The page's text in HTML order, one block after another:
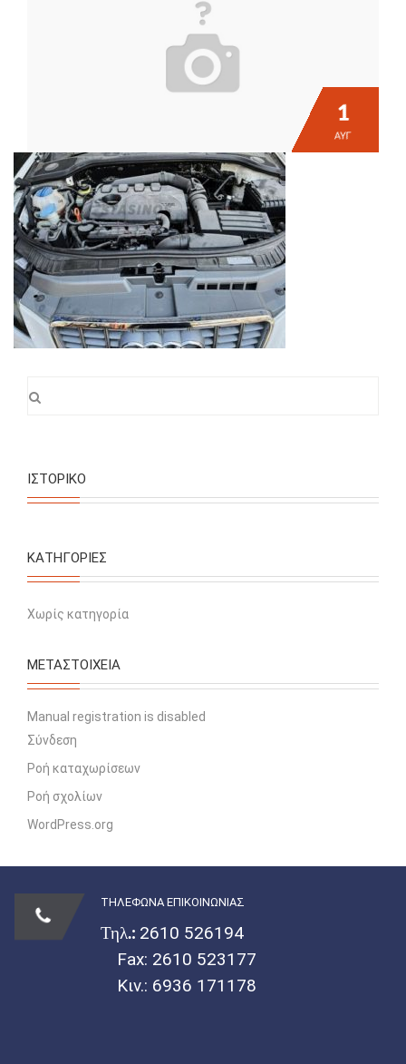
1
ΑΥΓ
ΙΣΤΟΡΙΚΌ
KΑΤΗΓΟΡΊΕΣ
Χωρίς κατηγορία
ΜΕΤΑΣΤΟΙΧΕΊΑ
Manual registration is disabled
Σύνδεση
Ροή καταχωρίσεων
Ροή σχολίων
WordPress.org
ΤΗΛΕΦΩΝΑ ΕΠΙΚΟΙΝΩΝΙΑΣ
Τηλ.: 2610 526194
Fax: 2610 523177
Κιν.: 6936 171178